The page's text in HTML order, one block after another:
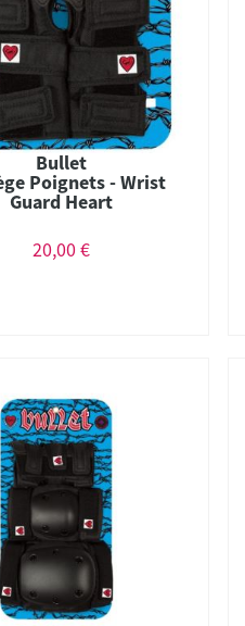
Bullet
Poignets - Wrist
Guard Heart
20,00 €